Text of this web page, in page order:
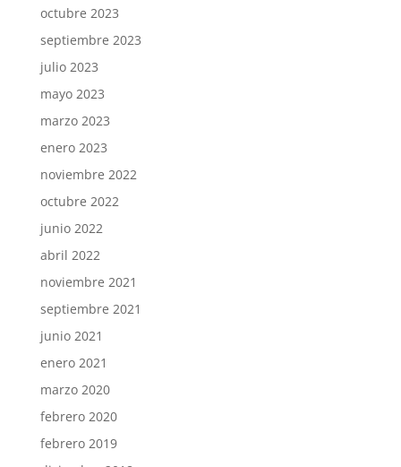
octubre 2023
septiembre 2023
julio 2023
mayo 2023
marzo 2023
enero 2023
noviembre 2022
octubre 2022
junio 2022
abril 2022
noviembre 2021
septiembre 2021
junio 2021
enero 2021
marzo 2020
febrero 2020
febrero 2019